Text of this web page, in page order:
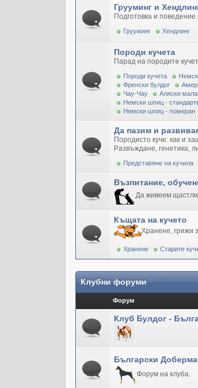
Грууминг и
Подготовка и поведение
Грууминг Хендлинг
Породи кучета
Парад на породите
Породи кучета
Френски булдог
Чау-Чау
Аляски
Немски шпиц -
Немски шпиц - померан
Да пазим и
Породисто куче: как и
Развъждане, генетика,
Представяне на кучила
Възпитание,
Да живеем
Къщата на кучето
Хранене, грижи
Хранене Старите
Клубни форуми
Форум
Клуб Булдог -
Български
Форум на клуба.